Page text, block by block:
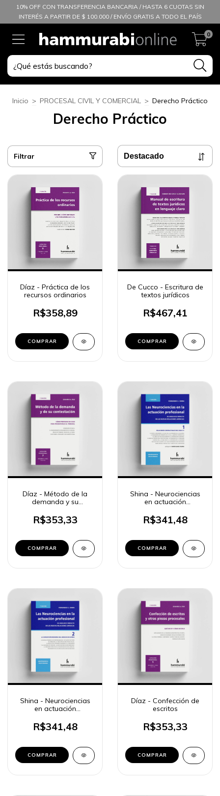
10% OFF CON TRANSFERENCIA BANCARIA / HASTA 6 CUOTAS SIN
INTERÉS A PARTIR DE $ 100.000 / ENVÍO GRATIS A TODO EL PAÍS
0
Inicio > PROCESAL CIVIL Y COMERCIAL > Derecho Práctico
Derecho Práctico
Filtrar
Díaz - Práctica de los
recursos ordinarios
R$358,89
COMPRAR
De Cucco - Escritura de
textos jurídicos
R$467,41
COMPRAR
Díaz - Método de la
demanda y su
R$353,33
COMPRAR
Shina - Neurociencias
en actuación
R$341,48
COMPRAR
Shina - Neurociencias
en actuación
R$341,48
COMPRAR
Díaz - Confección de
escritos
R$353,33
COMPRAR